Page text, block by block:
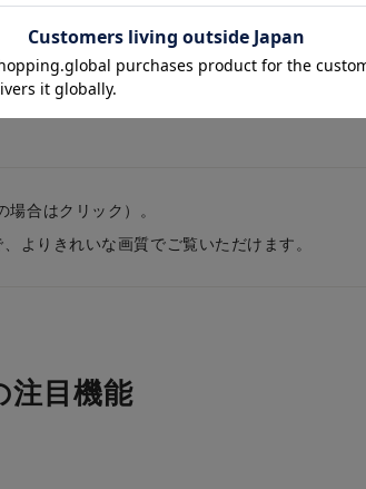
場合はクリック）。
よりきれいな画質でご覧いただけます。
注目機能